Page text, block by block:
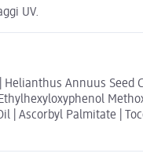
UV.
Annuus Seed
| Ascorbyl Palmitate |